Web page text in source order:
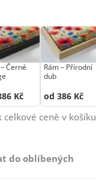
Černé
Kč
Rám –⁠⁠⁠⁠⁠⁠ Přírodní
dub
od 386 Kč
ceně v košíku
do oblíbených